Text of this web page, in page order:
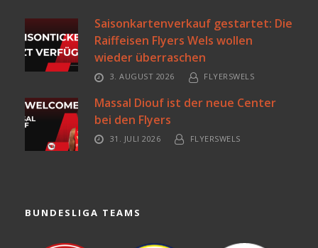
Saisonkartenverkauf gestartet: Die
Raiffeisen Flyers Wels wollen
wieder überraschen
3. AUGUST 2026 FLYERSWELS
Massal Diouf ist der neue Center
bei den Flyers
31. JULI 2026 FLYERSWELS
BUNDESLIGA TEAMS